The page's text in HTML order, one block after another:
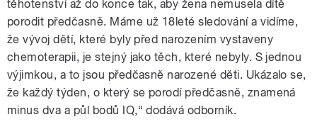
těhotenství až do konce tak, aby žena nemusela dítě
porodit předčasně. Máme už 18leté sledování a vidíme,
že vývoj dětí, které byly před narozením vystaveny
chemoterapii, je stejný jako těch, které nebyly. S jednou
výjimkou, a to jsou předčasně narozené děti. Ukázalo se,
že každý týden, o který se porodí předčasně, znamená
minus dva a půl bodů IQ,“ dodává odborník.